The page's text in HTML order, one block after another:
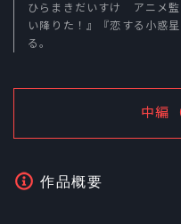
ひらまきだいすけ アニメ
い降りた！』『恋する小惑
る。
中編
作品概要